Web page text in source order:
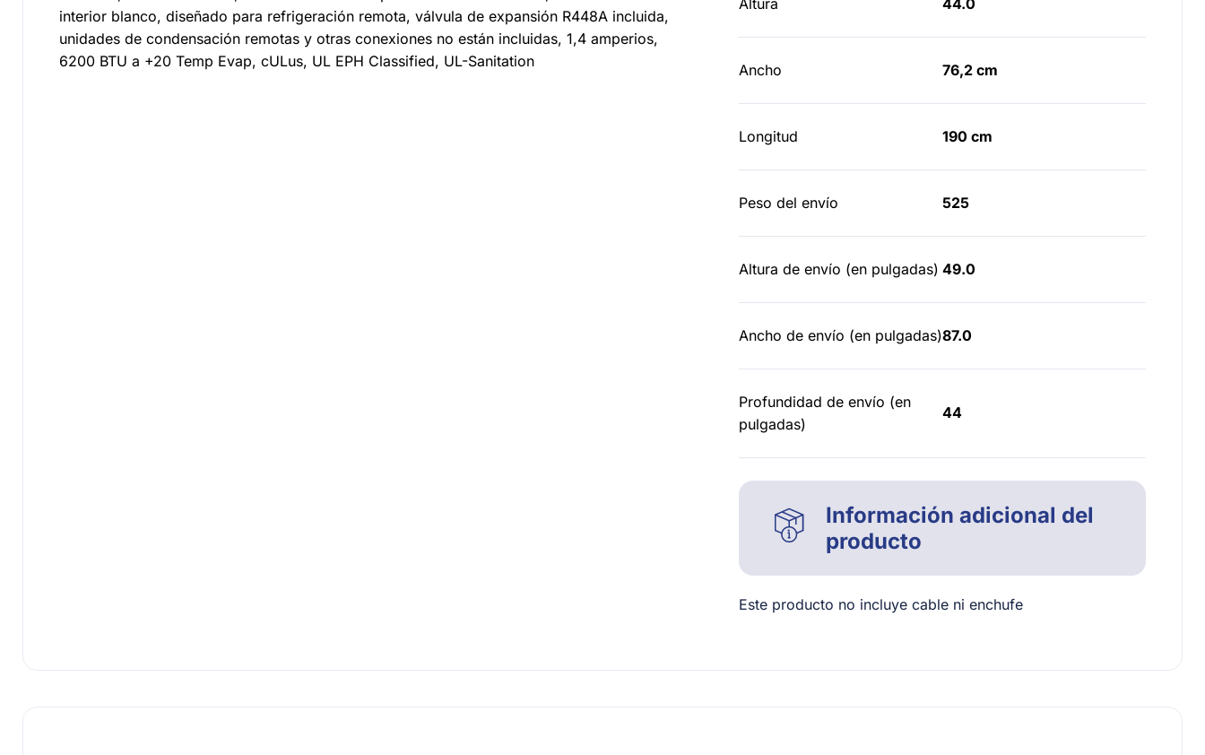
interior blanco, diseñado para refrigeración remota, válvula de expansión R448A incluida,
unidades de condensación remotas y otras conexiones no están incluidas, 1,4 amperios,
6200 BTU a +20 Temp Evap, cULus, UL EPH Classified, UL-Sanitation
Altura 44.0
Ancho 76,2 cm
Longitud 190 cm
Peso del envío 525
Altura de envío (en pulgadas) 49.0
Ancho de envío (en pulgadas)87.0
Profundidad de envío (en
pulgadas)
44
Información adicional del
producto
Este producto no incluye cable ni enchufe